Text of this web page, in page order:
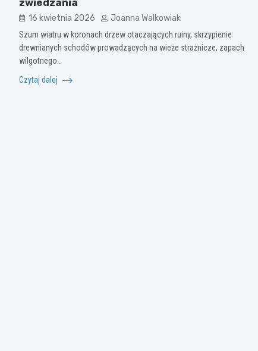
16 kwietnia 2026 Joanna Walkowiak
Szum wiatru w koronach drzew otaczających ruiny, skrzypienie
drewnianych schodów prowadzących na wieże strażnicze, zapach
wilgotnego…
Czytaj dalej